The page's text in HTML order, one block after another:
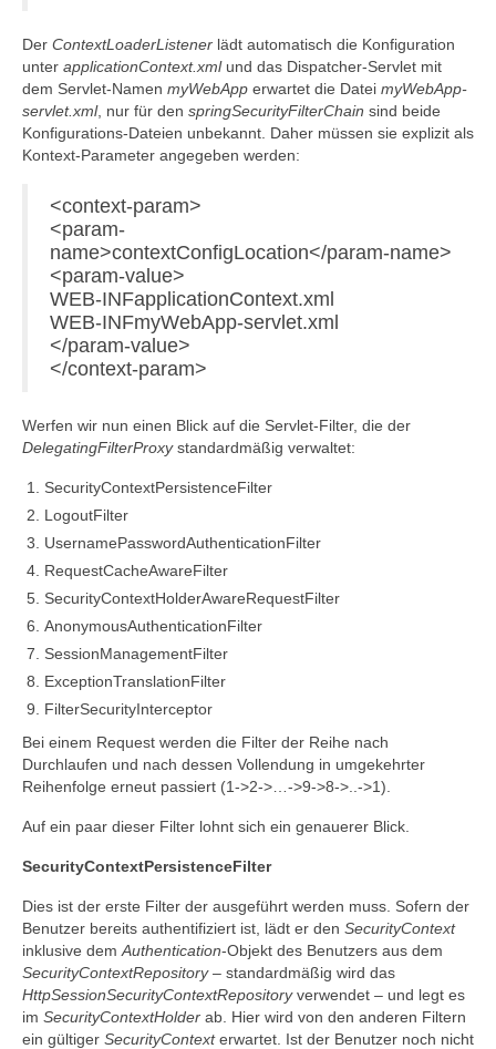
Der ContextLoaderListener lädt automatisch die Konfiguration
unter applicationContext.xmlund das Dispatcher-Servlet mit
dem Servlet-Namen myWebApp erwartet die Datei myWebApp-
servlet.xml, nur für den springSecurityFilterChain sind beide
Konfigurations-Dateien unbekannt. Daher müssen sie explizit als
Kontext-Parameter angegeben werden:
<context-param>
<param-
name>contextConfigLocation</param-name>
<param-value>
WEB-INFapplicationContext.xml
WEB-INFmyWebApp-servlet.xml
</param-value>
</context-param>
Werfen wir nun einen Blick auf die Servlet-Filter, die der
DelegatingFilterProxystandardmäßig verwaltet:
SecurityContextPersistenceFilter
LogoutFilter
UsernamePasswordAuthenticationFilter
RequestCacheAwareFilter
SecurityContextHolderAwareRequestFilter
AnonymousAuthenticationFilter
SessionManagementFilter
ExceptionTranslationFilter
FilterSecurityInterceptor
Bei einem Request werden die Filter der Reihe nach
Durchlaufen und nach dessen Vollendung in umgekehrter
Reihenfolge erneut passiert (1->2->…->9->8->..->1).
Auf ein paar dieser Filter lohnt sich ein genauerer Blick.
SecurityContextPersistenceFilter
Dies ist der erste Filter der ausgeführt werden muss. Sofern der
Benutzer bereits authentifiziert ist, lädt er den SecurityContext
inklusive dem Authentication-Objekt des Benutzers aus dem
SecurityContextRepository– standardmäßig wird das
HttpSessionSecurityContextRepositoryverwendet – und legt es
im SecurityContextHolder ab. Hier wird von den anderen Filtern
ein gültiger SecurityContexterwartet. Ist der Benutzer noch nicht